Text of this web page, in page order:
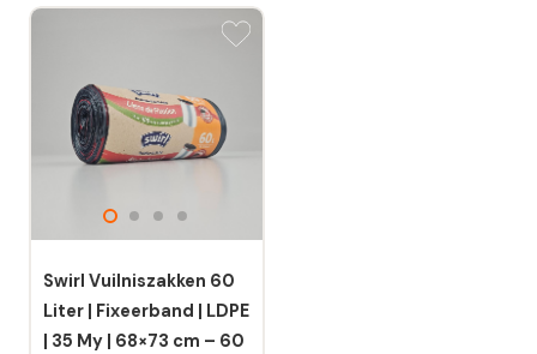
Dit
meerdere
variaties.
worden
op
de
Swirl Vuilniszakken 60
Liter | Fixeerband | LDPE
| 35 My | 68×73 cm – 60